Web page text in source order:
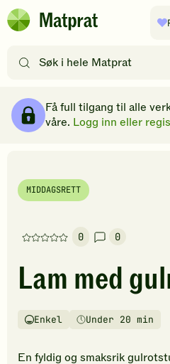
Hopp til hovedinnhold
Matprat
etter
filtre
Få full tilgang til alle
våre. Logg inn eller
MIDDAGSRETT
0
Denne
har
foreløpig
vurderinger.
den
0
Lam med
Vanskelighetsgrad
Enkel
TilberedningstidUnder 20 min
En fyldig og smaksrik